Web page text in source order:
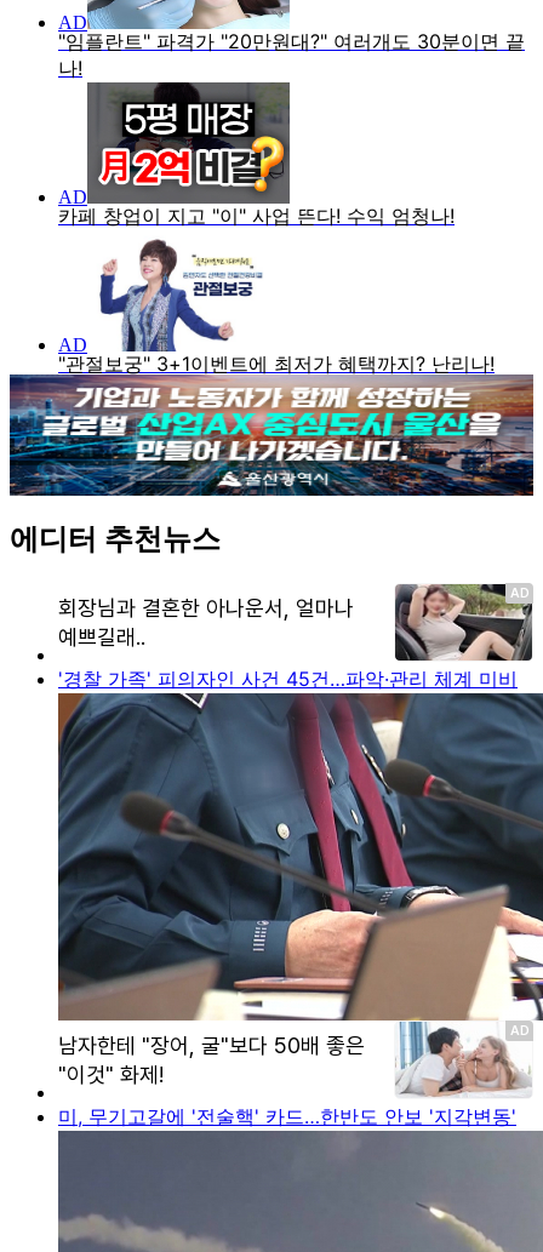
에디터 추천뉴스
'경찰 가족' 피의자인 사건 45건…파악·관리 체계 미비
미, 무기고갈에 '전술핵' 카드…한반도 안보 '지각변동'